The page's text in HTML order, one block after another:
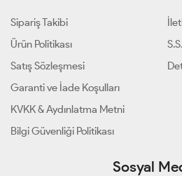
Sipariş Takibi
Ürün Politikası
Satış Sözleşmesi
Garanti ve İade Koşulları
KVKK & Aydınlatma Metni
Bilgi Güvenliği Politikası
Sosyal